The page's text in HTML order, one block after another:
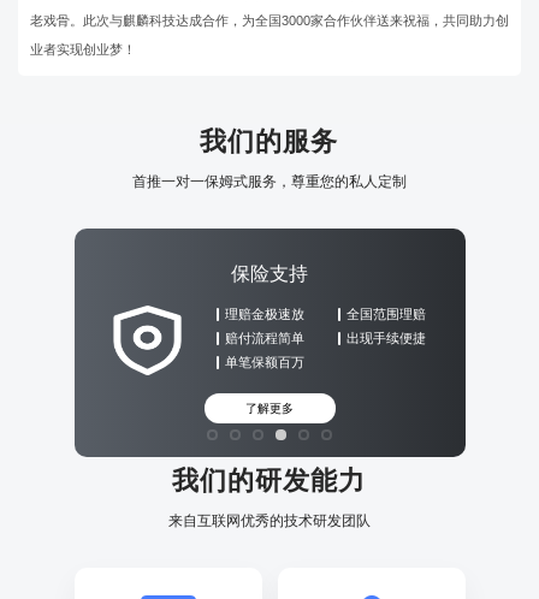
老戏骨。此次与麒麟科技达成合作，为全国3000家合作伙伴送来祝福，共同助力创
业者实现创业梦！
我们的服务
首推一对一保姆式服务，尊重您的私人定制
保险支持
理赔金极速放
赔付流程简单
单笔保额百万
全国范围理赔
出现手续便捷
了解更多
我们的研发能力
来自互联网优秀的技术研发团队